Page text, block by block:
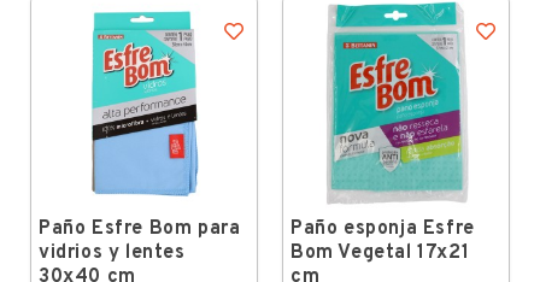
Paño Esfre Bom para
vidrios y lentes
Paño esponja Esfre
Bom Vegetal 17x21